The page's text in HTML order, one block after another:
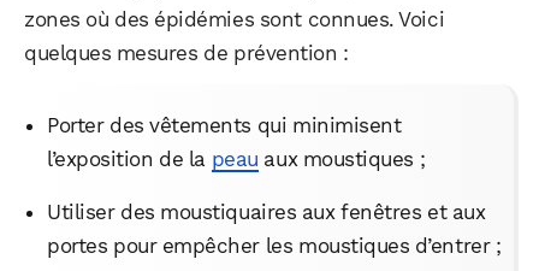
zones où des épidémies sont connues. Voici
quelques mesures de prévention :
Porter des vêtements qui minimisent
l’exposition de la peau aux moustiques ;
Utiliser des moustiquaires aux fenêtres et aux
portes pour empêcher les moustiques d’entrer ;